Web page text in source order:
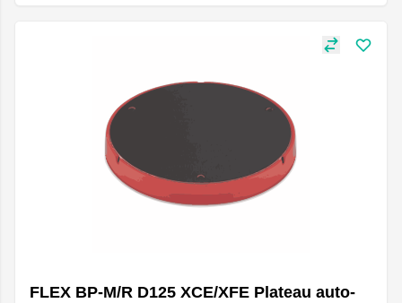
FLEX BP-M/R D125 XCE/XFE Plateau auto-